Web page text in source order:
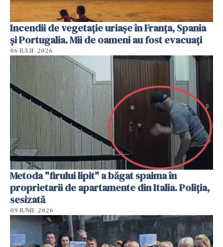
Incendii de vegetație uriașe în Franța, Spania
și Portugalia. Mii de oameni au fost evacuați
06 IULIE 2026
Metoda "firului lipit" a băgat spaima în
proprietarii de apartamente din Italia. Poliția,
sesizată
09 IUNIE 2026